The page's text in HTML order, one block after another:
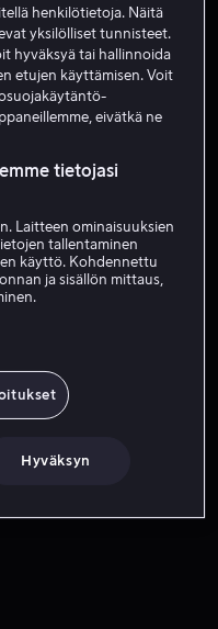
liikuttava ja
liikuttava ja
välissä.
Näytä lisää
henkilötietoja. Näitä
yksilölliset tunnisteet.
hyväksyä tai hallinnoida
etujen käyttämisen. Voit
eivätkä ne
tietojasi
Laitteen ominaisuuksien
tallentaminen
käyttö. Kohdennettu
ja sisällön mittaus,
Hyväksyn